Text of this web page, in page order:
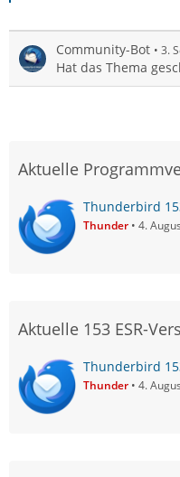
Community-Bot 3.
Hat das Thema
Aktuelle
Thunderbird
Thunder 4.
Aktuelle 153 ESR-
Thunderbird
Thunder 4.